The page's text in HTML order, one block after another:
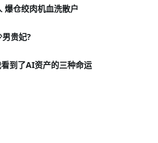
爆仓绞肉机血洗散户
贵妃?
到了AI资产的三种命运